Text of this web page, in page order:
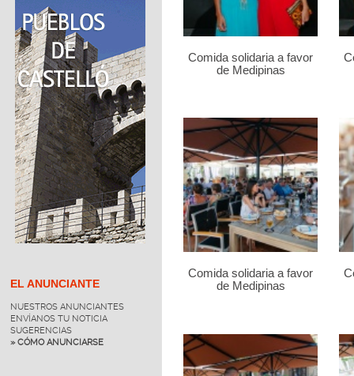
EL ANUNCIANTE
NUESTROS ANUNCIANTES
ENVÍANOS TU NOTICIA
SUGERENCIAS
» CÓMO ANUNCIARSE
Comida solidaria a favor
de Medipinas
Comida solidaria a favor
de Medipinas